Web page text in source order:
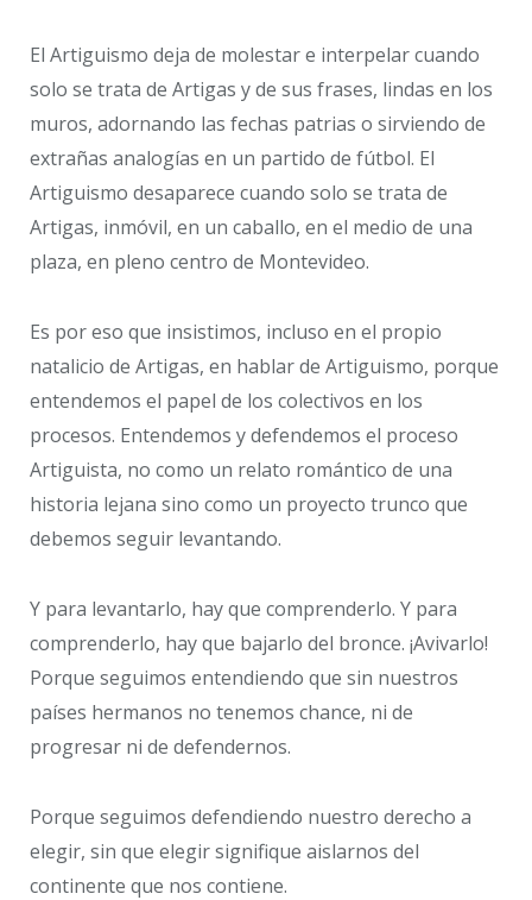
El Artiguismo deja de molestar e interpelar cuando
solo se trata de Artigas y de sus frases, lindas en los
muros, adornando las fechas patrias o sirviendo de
extrañas analogías en un partido de fútbol. El
Artiguismo desaparece cuando solo se trata de
Artigas, inmóvil, en un caballo, en el medio de una
plaza, en pleno centro de Montevideo.
Es por eso que insistimos, incluso en el propio
natalicio de Artigas, en hablar de Artiguismo, porque
entendemos el papel de los colectivos en los
procesos. Entendemos y defendemos el proceso
Artiguista, no como un relato romántico de una
historia lejana sino como un proyecto trunco que
debemos seguir levantando.
Y para levantarlo, hay que comprenderlo. Y para
comprenderlo, hay que bajarlo del bronce. ¡Avivarlo!
Porque seguimos entendiendo que sin nuestros
países hermanos no tenemos chance, ni de
progresar ni de defendernos.
Porque seguimos defendiendo nuestro derecho a
elegir, sin que elegir signifique aislarnos del
continente que nos contiene.